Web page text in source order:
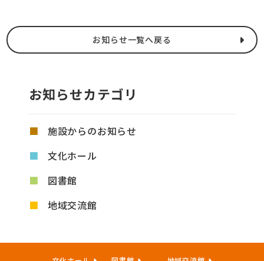
お知らせ一覧へ戻る
お知らせカテゴリ
施設からのお知らせ
文化ホール
図書館
地域交流館